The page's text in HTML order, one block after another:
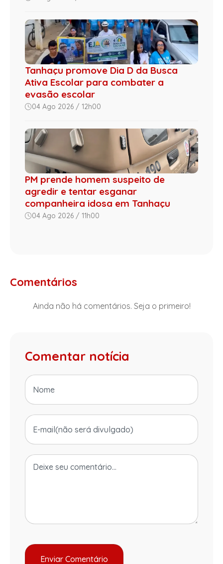
Tanhaçu promove Dia D da Busca
Ativa Escolar para combater a
evasão escolar
04 Ago 2026 / 12h00
PM prende homem suspeito de
agredir e tentar esganar
companheira idosa em Tanhaçu
04 Ago 2026 / 11h00
Comentários
Ainda não há comentários. Seja o primeiro!
Comentar notícia